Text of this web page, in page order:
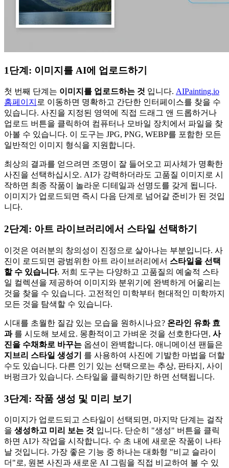
1단계: 이미지를 AI에 업로드하기
첫 번째 단계는 이미지를 업로드하는 것 입니다. AIPainting.io
홈페이지 로 이동하면 명확하고 간단한 인터페이스를 찾을 수
있습니다. 사진을 지정된 영역에 직접 드래그 앤 드롭하거나
업로드 버튼을 클릭하여 컴퓨터나 모바일 장치에서 파일을 찾
아볼 수 있습니다. 이 도구는 JPG, PNG, WEBP를 포함한 모든
일반적인 이미지 형식을 지원합니다.
최상의 결과를 얻으려면 조명이 잘 들어오고 피사체가 명확한
사진을 선택하십시오. AI가 강력하더라도 고품질 이미지로 시
작하면 최종 작품이 놀라운 디테일과 선명도를 갖게 됩니다.
이미지가 업로드되면 즉시 다음 단계로 넘어갈 준비가 된 것입
니다.
2단계: 아트 라이브러리에서 스타일 선택하기
이것은 여러분의 창의성이 진정으로 살아나는 부분입니다. 사
진이 로드되면 광범위한 아트 라이브러리에서 스타일을 선택
할 수 있습니다. 저희 도구는 다양하고 고품질의 예술적 스타
일 컬렉션을 제공하여 이미지와 분위기에 완벽하게 어울리는
것을 찾을 수 있습니다. 고전적인 미학부터 현대적인 미학까지
모든 것을 탐색할 수 있습니다.
시대를 초월한 질감 있는 모습을 원하시나요? 온라인 유화 효
과를 시도해 보세요. 몽환적이고 가벼운 것을 선호한다면, 사
진을 수채화로 바꾸는 옵션이 완벽합니다. 애니메이션 팬들은
지브리 스타일 생성기
를 사용하여 사진에 기발한 마법을 더할
수도 있습니다. 다른 인기 있는 선택으로는 추상, 판타지, 사이
버펑크가 있습니다. 스타일을 클릭하기만 하면 선택됩니다.
3단계: 작품 생성 및 미리 보기
이미지가 업로드되고 스타일이 선택되면, 마지막 단계는 걸작
을 생성하고 미리 보는 것 입니다. 단순히 "생성" 버튼을 클릭
하면 AI가 작업을 시작합니다. 수 초 내에 새로운 작품이 나타
날 것입니다. 가장 좋은 기능 중 하나는 대화형 "비교 슬라이
더"로, 원본 사진과 새로운 AI 그림을 직접 비교하여 볼 수 있